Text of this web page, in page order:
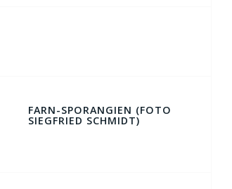
FARN-SPORANGIEN (FOTO
SIEGFRIED SCHMIDT)